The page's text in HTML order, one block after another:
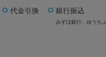
代金引換 銀行振込
みずほ銀行、 ゆうち